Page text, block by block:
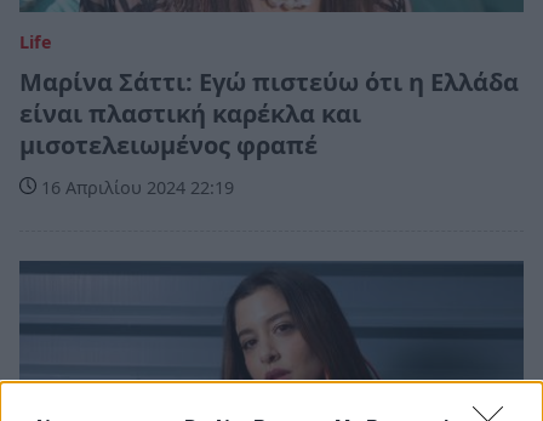
Life
Μαρίνα Σάττι: Εγώ πιστεύω ότι η Ελλάδα
είναι πλαστική καρέκλα και
μισοτελειωμένος φραπέ
16 Απριλίου 2024 22:19